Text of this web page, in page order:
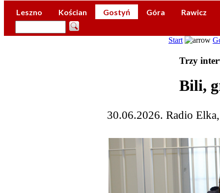
Leszno Kościan Gostyń Góra Rawicz
Start
Trzy
Bili,
30.06.2026. Radio